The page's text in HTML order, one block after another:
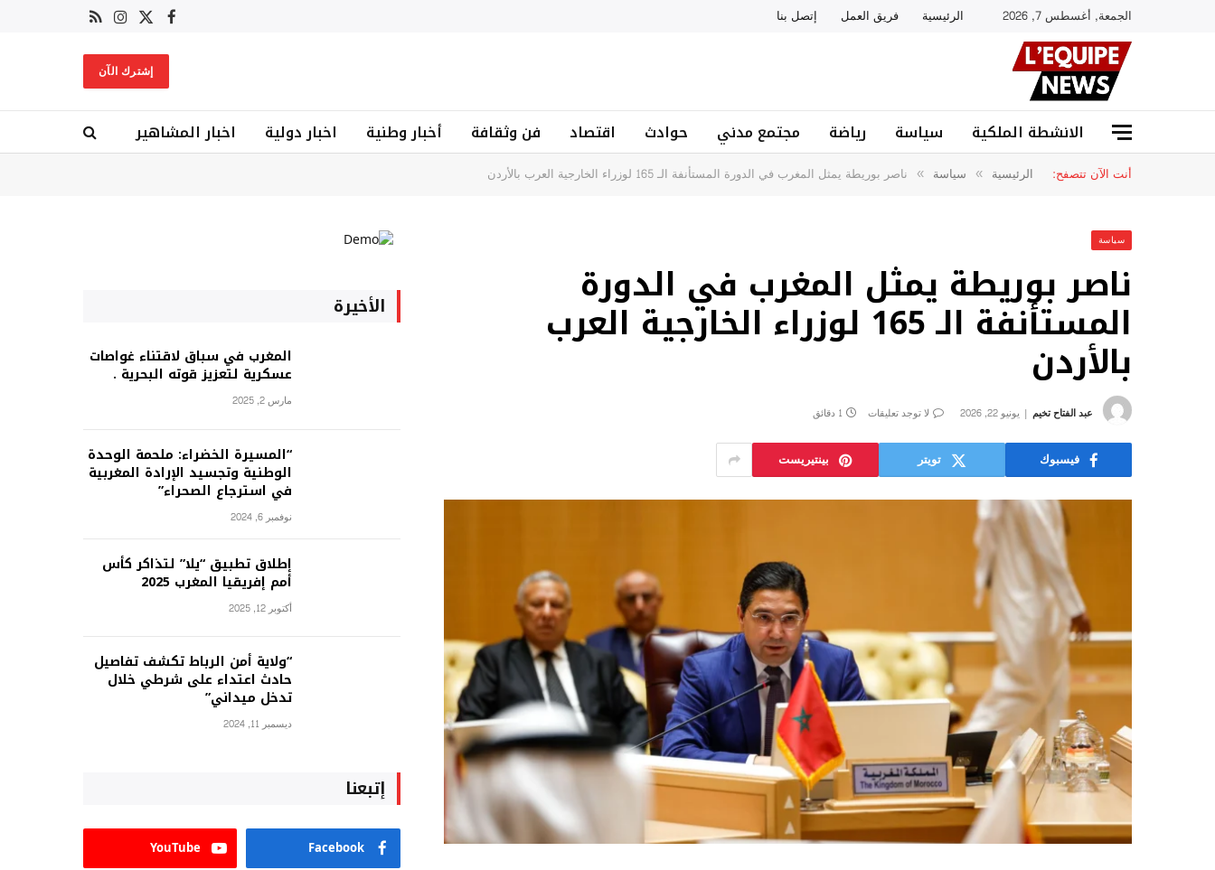
الجمعة, أغسطس 7, 2026 الرئيسية فريق العمل إتصل بنا فيسبوك
X
الانستغرام
RSS
إشترك الآن
الانشطة الملكية سياسة رياضة مجتمع مدني حوادث اقتصاد فن وثقافة أخبار وطنية اخبار دولية اخبار المشاهير
أنت الآن تتصفح: الرئيسية » سياسة » ناصر بوريطة يمثل المغرب في الدورة المستأنفة الـ 165 لوزراء الخارجية العرب بالأردن
سياسة
ناصر بوريطة يمثل المغرب في الدورة
المستأنفة الـ 165 لوزراء الخارجية العرب
بالأردن
عبد الفتاح تخيم يونيو 22, 2026 لا توجد تعليقات 1 دقائق
فيسبوك تويتر بينتيريست
الأخيرة
المغرب في سباق لاقتناء غواصات
عسكرية لتعزيز قوته البحرية .
مارس 2, 2025
“المسيرة الخضراء: ملحمة الوحدة
الوطنية وتجسيد الإرادة المغربية
في استرجاع الصحراء”
نوفمبر 6, 2024
إطلاق تطبيق “يلا” لتذاكر كأس
أمم إفريقيا المغرب 2025
أكتوبر 12, 2025
“ولاية أمن الرباط تكشف تفاصيل
حادث اعتداء على شرطي خلال
تدخل ميداني”
ديسمبر 11, 2024
إتبعنا
Facebook
YouTube